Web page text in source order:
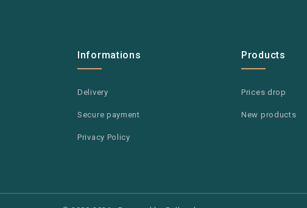
Informations
Delivery
Secure payment
Privacy Policy
Products
Prices drop
New products